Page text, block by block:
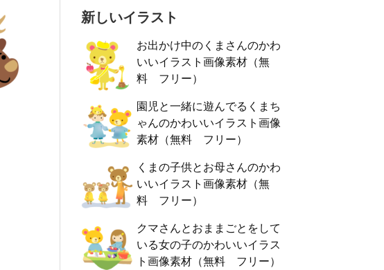
新しいイラスト
お出かけ中のくまさんのかわ
いいイラスト画像素材（無
料 フリー）
園児と一緒に遊んでるくまち
ゃんのかわいいイラスト画像
素材（無料 フリー）
くまの子供とお母さんのかわ
いいイラスト画像素材（無
料 フリー）
クマさんとおままごとをして
いる女の子のかわいいイラス
ト画像素材（無料 フリー）